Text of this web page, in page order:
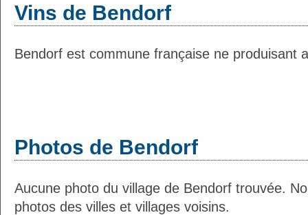
Vins de Bendorf
Bendorf est commune française ne produisant
Photos de Bendorf
Aucune photo du village de Bendorf trouvée.
photos des villes et villages voisins.